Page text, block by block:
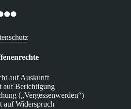
auf Auskunft
auf Berichtigung
(„Vergessenwerden“)
auf Widerspruch